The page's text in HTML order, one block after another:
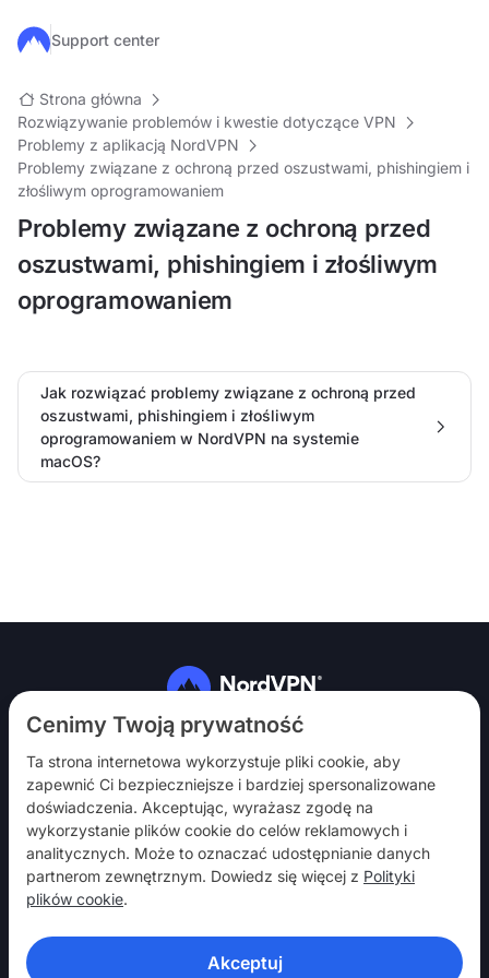
Cenimy Twoją prywatność
Ta strona internetowa wykorzystuje pliki cookie, aby
zapewnić Ci bezpieczniejsze i bardziej spersonalizowane
doświadczenia. Akceptując, wyrażasz zgodę na
wykorzystanie plików cookie do celów reklamowych i
analitycznych. Może to oznaczać udostępnianie danych
partnerom zewnętrznym. Dowiedz się więcej z Polityki
plików cookie.
Akceptuj
Przejdź do głównej treści
Support center
Strona główna
Rozwiązywanie problemów i kwestie dotyczące VPN
Problemy z aplikacją NordVPN
Problemy związane z ochroną przed oszustwami, phishingiem i
złośliwym oprogramowaniem
Problemy związane z ochroną przed
oszustwami, phishingiem i złośliwym
oprogramowaniem
Jak rozwiązać problemy związane z ochroną przed
oszustwami, phishingiem i złośliwym
oprogramowaniem w NordVPN na systemie
macOS?
Obserwuj nas
NordVPN
Włącz
Pomoc
Odkryj